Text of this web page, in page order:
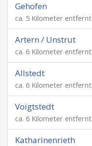
Gehofen
ca. 5 Kilometer entfernt
Artern / Unstrut
ca. 6 Kilometer entfernt
Allstedt
ca. 6 Kilometer entfernt
Voigtstedt
ca. 6 Kilometer entfernt
Katharinenrieth